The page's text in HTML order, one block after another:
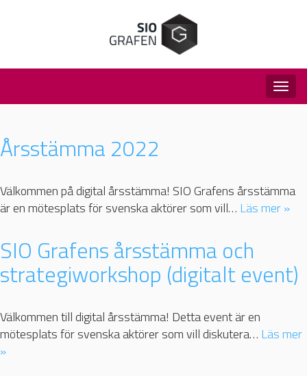
Årsstämma 2022
Välkommen på digital årsstämma! SIO Grafens årsstämma
är en mötesplats för svenska aktörer som vill… Läs mer »
SIO Grafens årsstämma och
strategiworkshop (digitalt event)
Välkommen till digital årsstämma! Detta event är en
mötesplats för svenska aktörer som vill diskutera… Läs mer
»